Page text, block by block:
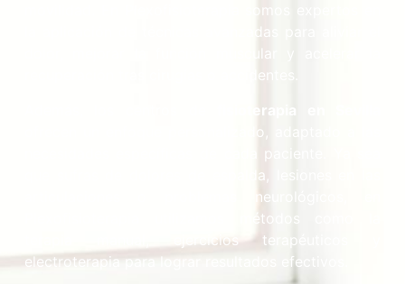
movilidad. En Plexofisioterapia somos expertos en
la aplicación de técnicas avanzadas para aliviar el
dolor, mejorar la función muscular y acelerar la
recuperación tras cirugías o accidentes.
fisioterapia en Sevilla
ofrecen un enfoque personalizado, adaptado a las
necesidades específicas de cada paciente. Ya sea
que sufras de dolores de espalda, lesiones en las
articulaciones o problemas neurológicos, en
Plexofisioterapia utilizamos métodos como la
terapia manual, ejercicios terapéuticos y
electroterapia para lograr resultados efectivos.